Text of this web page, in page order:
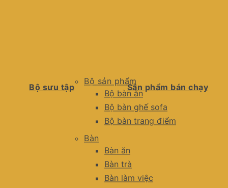
Bộ sản phẩm
Bộ bàn ăn
Bộ bàn ghế sofa
Bộ bàn trang điểm
Bàn
Bàn ăn
Bàn trà
Bàn làm việc
Bộ sưu tập Sản phẩm bán chạy